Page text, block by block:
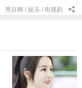
秀目网 / 娱乐 / 电视剧